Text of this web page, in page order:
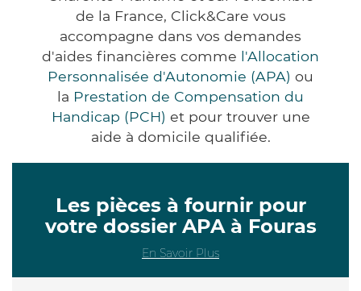
de la France, Click&Care vous
accompagne dans vos demandes
d'aides financières comme l'Allocation
Personnalisée d'Autonomie (APA) ou
la Prestation de Compensation du
Handicap (PCH) et pour trouver une
aide à domicile qualifiée.
Les pièces à fournir pour
votre dossier APA à Fouras
En Savoir Plus